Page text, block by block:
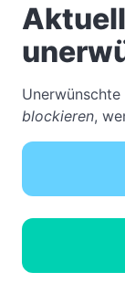
blockieren,